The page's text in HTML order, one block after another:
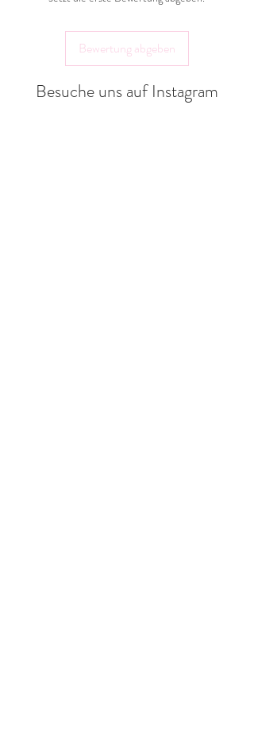
Gräfter Weg 18a
32351 Stemwede
shop@landlebenliebe.de
Bewertung abgeben
Besuche uns auf Instagram